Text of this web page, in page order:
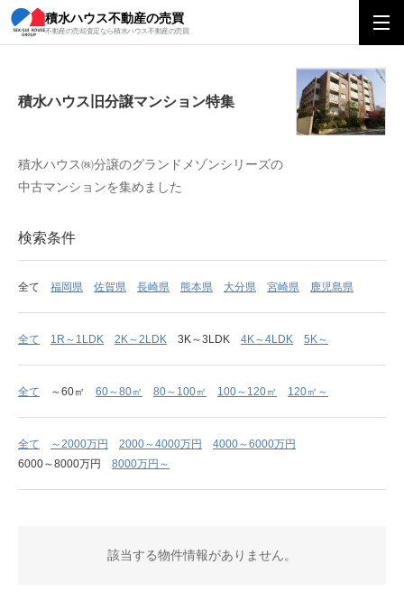
積水ハウス不動産の売買
不動産の売却査定なら積水ハウス不動産の売買
積水ハウス旧分譲マンション特集
積水ハウス旧分譲マンション特集
積水ハウス㈱分譲のグランドメゾンシリーズの
中古マンションを集めました
検索条件
全て 福岡県 佐賀県 長崎県 熊本県 大分県 宮崎県 鹿児島県
全て 1R～1LDK 2K～2LDK 3K～3LDK 4K～4LDK 5K～
全て ～60㎡ 60～80㎡ 80～100㎡ 100～120㎡ 120㎡～
全て ～2000万円 2000～4000万円
4000～6000万円
6000～8000万円
8000万円～
該当する物件情報がありません。